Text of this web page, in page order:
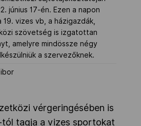
június 17-én. Ezen a napon
vizes vb, a házigazdák,
szövetség is izgatottan
amelyre mindössze négy
a szervezőknek.
vérgeringésében is
tagja a vizes sportokat